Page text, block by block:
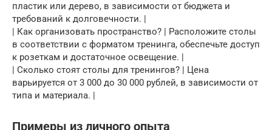
пластик или дерево, в зависимости от бюджета и
требований к долговечности. |
| Как организовать пространство? | Расположите столы
в соответствии с форматом тренинга, обеспечьте доступ
к розеткам и достаточное освещение. |
| Сколько стоят столы для тренингов? | Цена
варьируется от 3 000 до 30 000 рублей, в зависимости от
типа и материала. |
Примеры из личного опыта